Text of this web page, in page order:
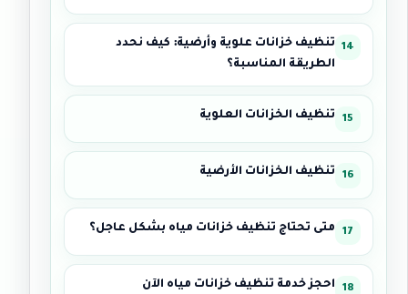
تنظيف خزانات علوية وأرضية: كيف نحدد
الطريقة المناسبة؟
تنظيف الخزانات العلوية
تنظيف الخزانات الأرضية
متى تحتاج تنظيف خزانات مياه بشكل عاجل؟
احجز خدمة تنظيف خزانات مياه الآن